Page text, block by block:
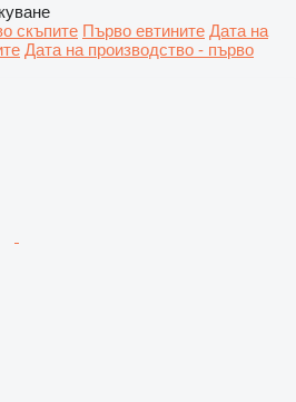
скъпите Първо евтините Дата на
Дата на производство - първо